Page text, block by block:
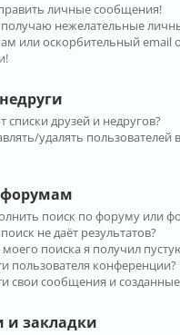
личные сообщения!
нежелательные
или оскорбительный email
списки друзей и недругов?
удалять пользователей
форумам
поиск по форуму или
не даёт результатов?
моего поиска я получил
пользователя конференции?
свои сообщения и
и закладки